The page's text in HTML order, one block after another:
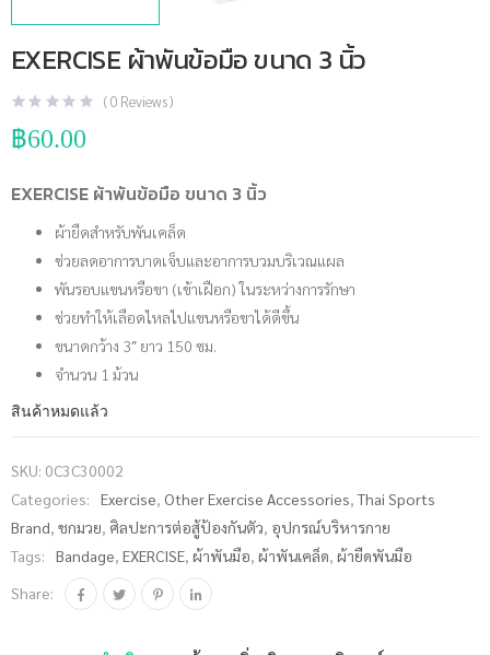
EXERCISE ผ้าพันข้อมือ ขนาด 3 นิ้ว
(0 Reviews )
฿60.00
EXERCISE ผ้าพันข้อมือ ขนาด 3 นิ้ว
ผ้ายืดสำหรับพันเคล็ด
ช่วยลดอาการบาดเจ็บและอาการบวมบริเวณแผล
พันรอบแขนหรือขา (เข้าเฝือก) ในระหว่างการรักษา
ช่วยทำให้เลือดไหลไปแขนหรือขาได้ดีขึ้น
ขนาดกว้าง 3″ ยาว 150 ซม.
จำนวน 1 ม้วน
สินค้าหมดแล้ว
SKU: 0C3C30002
Categories:
Exercise, Other Exercise Accessories,Thai Sports
Brand, ชกมวย, ศิลปะการต่อสู้ป้องกันตัว, อุปกรณ์บริหารกาย
Tags:
Bandage, EXERCISE, ผ้าพันมือ, ผ้าพันเคล็ด, ผ้ายืดพันมือ
Share: